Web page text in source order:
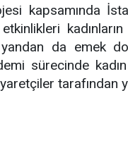
kapsamında
da emek
sürecinde
tarafından